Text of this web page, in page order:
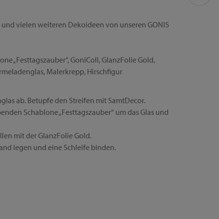
vielen weiteren Dekoideen von unseren GONIS
„Festtagszauber“, GoniColl, GlanzFolie Gold,
Malerkrepp, Hirschfigur
ab. Betupfe den Streifen mit SamtDecor.
Schablone „Festtagszauber“ um das Glas und
mit der GlanzFolie Gold.
legen und eine Schleife binden.